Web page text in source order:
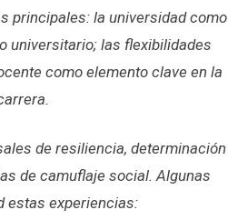
principales: la universidad como
universitario; las flexibilidades
como elemento clave en la
de resiliencia, determinación
de camuflaje social. Algunas
estas experiencias: